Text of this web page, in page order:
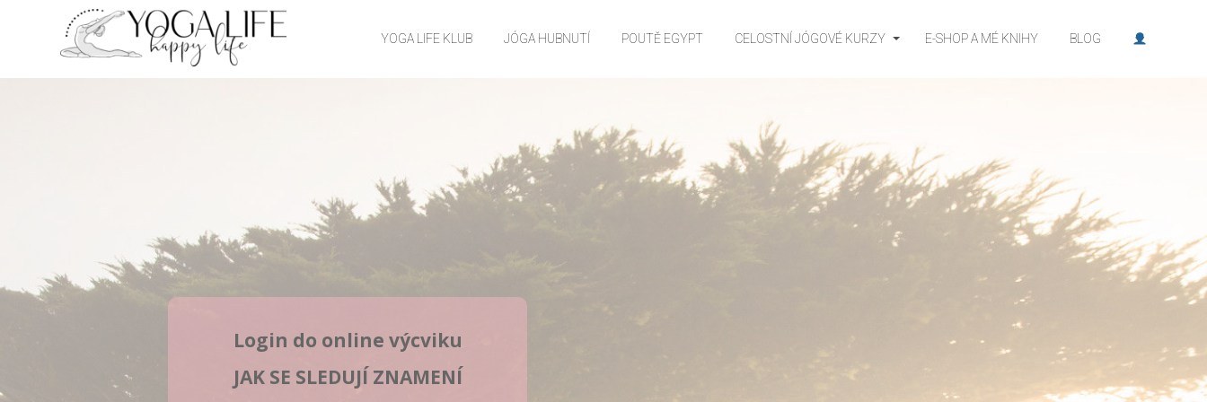
YOGA LIFE KLUB JÓGA HUBNUTÍ POUTĚ EGYPT CELOSTNÍ JÓGOVÉ KURZY E-SHOP A MÉ KNIHY BLOG
Login do online výcviku
JAK SE SLEDUJÍ ZNAMENÍ